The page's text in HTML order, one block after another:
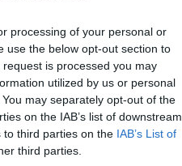
processing of your personal or
use the below opt-out section to
is processed you may
utilized by us or personal
may separately opt-out of the
on the IAB’s list of downstream
to third parties on the IAB’s List of
third parties.